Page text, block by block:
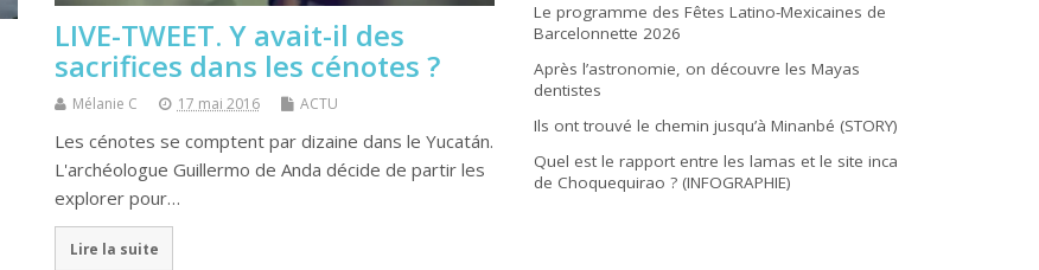
LIVE-TWEET. Y avait-il des
sacrifices dans les cénotes ?
Mélanie C 17 mai 2016 ACTU
Les cénotes se comptent par dizaine dans le Yucatán.
L'archéologue Guillermo de Anda décide de partir les
explorer pour…
Lire la suite
Le programme des Fêtes Latino-Mexicaines de
Barcelonnette 2026
Après l’astronomie, on découvre les Mayas
dentistes
Ils ont trouvé le chemin jusqu’à Minanbé (STORY)
Quel est le rapport entre les lamas et le site inca
de Choquequirao ? (INFOGRAPHIE)